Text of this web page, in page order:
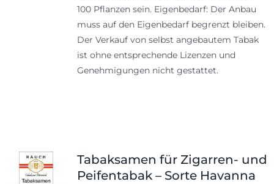
100 Pflanzen sein. Eigenbedarf: Der Anbau
muss auf den Eigenbedarf begrenzt bleiben.
Der Verkauf von selbst angebautem Tabak
ist ohne entsprechende Lizenzen und
Genehmigungen nicht gestattet.
Tabaksamen für Zigarren- und
Peifentabak – Sorte Havanna